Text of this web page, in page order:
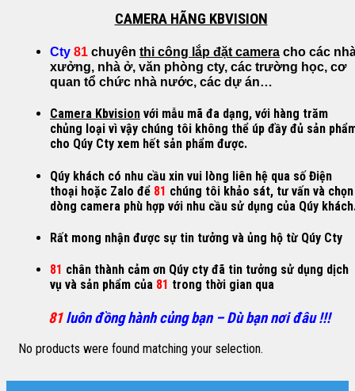
CAMERA HÃNG KBVISION
Cty 81 chuyên thi công lắp đặt camera cho các
xưởng, nhà ở, văn phòng cty, các trường học, cơ
quan tổ chức nhà nước, các dự án…
Camera Kbvision với mẫu mã đa dạng, với hàng trăm
chủng loại vì vậy chúng tôi không thể úp đầy đủ sản
cho Qúy Cty xem hết sản phẩm được.
Qúy khách có nhu cầu xin vui lòng liên hệ qua số Điện
thoại hoặc Zalo để 81 chúng tôi khảo sát, tư vấn và chọn
dòng camera phù hợp với nhu cầu sử dụng của Qúy
Rất mong nhận được sự tin tưởng và ủng hộ từ Qúy Cty
81 chân thành cảm ơn Qúy cty đã tin tưởng sử dụng dịch
vụ và sản phẩm của 81 trong thời gian qua
81 luôn đồng hành củng bạn – Dù bạn nơi đâu !!!
No products were found matching your selection.